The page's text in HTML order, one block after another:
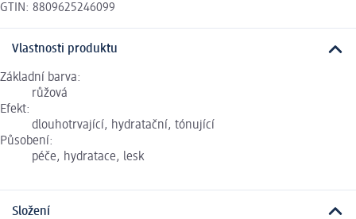
GTIN: 8809625246099
Vlastnosti produktu
Základní barva:
růžová
Efekt:
dlouhotrvající, hydratační, tónující
Působení:
péče, hydratace, lesk
Složení